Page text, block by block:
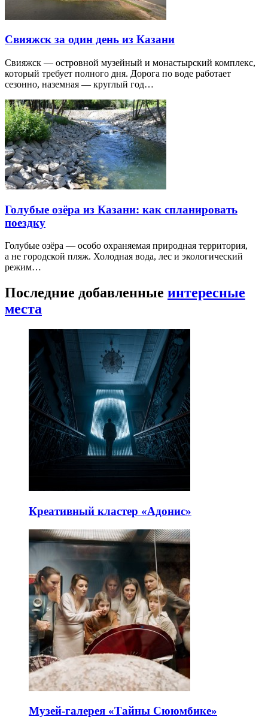
Свияжск за один день из Казани
Свияжск — островной музейный и монастырский комплекс,
который требует полного дня. Дорога по воде работает
сезонно, наземная — круглый год…
Голубые озёра из Казани: как спланировать
поездку
Голубые озёра — особо охраняемая природная территория,
а не городской пляж. Холодная вода, лес и экологический
режим…
Последние добавленные интересные
места
Креативный кластер «Адонис»
Музей-галерея «Тайны Сююмбике»